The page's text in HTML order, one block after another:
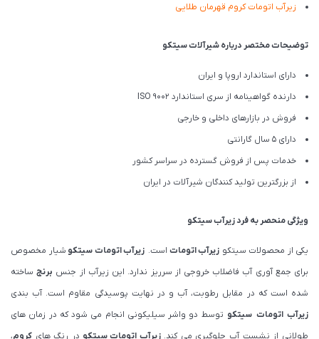
زیرآب اتومات کروم قهرمان طلایی
توضیحات مختصر درباره شیرآلات سیتکو
دارای استاندارد اروپا و ایران
دارنده گواهینامه از سری استاندارد ISO 9002
فروش در بازارهای داخلی و خارجی
دارای 5 سال گارانتی
خدمات پس از فروش گسترده در سراسر کشور
از بزرگترین تولید کنندگان شیرآلات در ایران
ویژگی منحصر به فردزیرآبسیتکو
یکی از محصولات سیتکو زیرآب اتومات است. زیرآب اتومات سیتکو شیار مخصوص
برای جمع آوری آب فاضلاب خروجی از سرریز ندارد. این زیرآب از جنس برنجساخته
شده است که در مقابل رطوبت، آب و در نهایت پوسیدگی مقاوم است. آب بندی
زیرآب اتومات سیتکو توسط دو واشر سیلیکونی انجام می شود که در زمان های
طولانی از نشست آب جلوگیری می کند. زیرآب اتومات سیتکو در رنگ های کروم،